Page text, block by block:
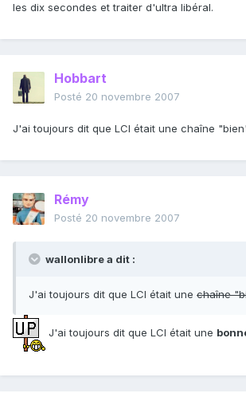
les dix secondes et traiter d'ultra libéral.
Hobbart
Posté 20 novembre 2007
J'ai toujours dit que LCI était une chaîne
Rémy
Posté 20 novembre 2007
wallonlibre a dit :
J'ai toujours dit que LCI était une chaîne
J'ai toujours dit que LCI était une